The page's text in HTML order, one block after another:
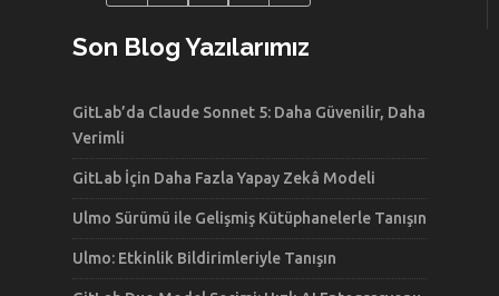
Son Blog Yazılarımız
GitLab’da Claude Sonnet 5: Daha Güvenilir, Daha
Verimli
GitLab İçin Daha Fazla Yapay Zekâ Modeli
Ulmo Sürümü ile Gelişmiş Kütüphanelerle Tanışın
Ulmo: Etkinlik Bildirimleriyle Tanışın